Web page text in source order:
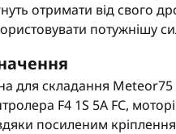
отримати від свого
потужнішу
для складання
F4 1S 5A FC,
посиленим